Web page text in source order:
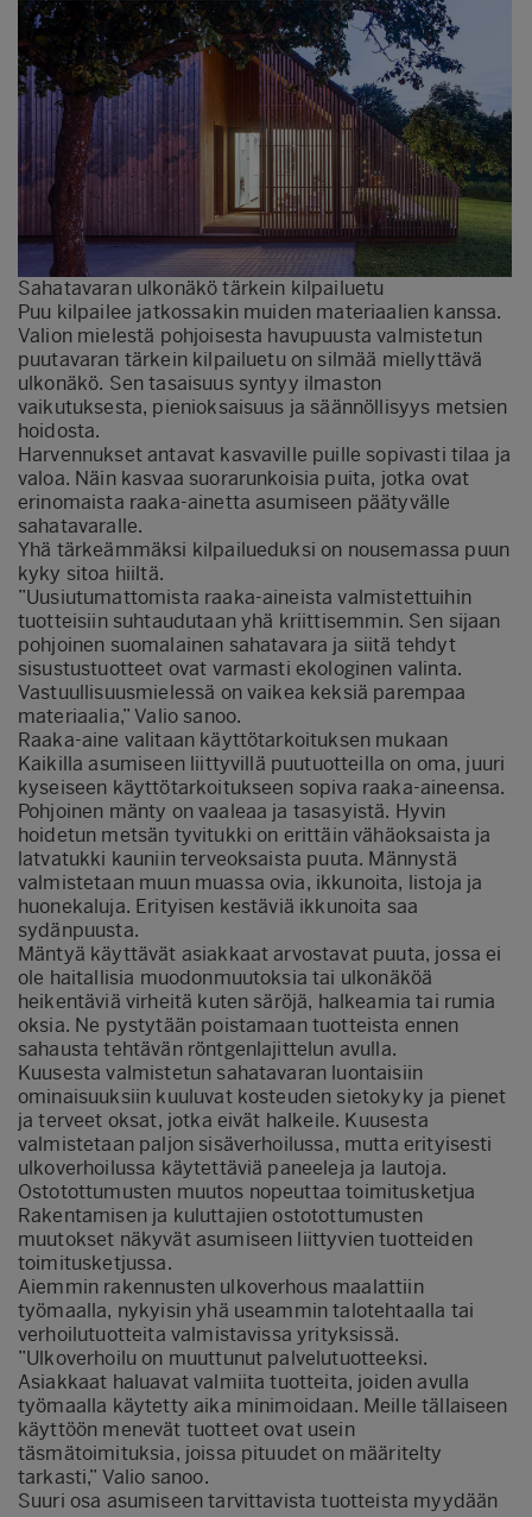
Sahatavaran ulkonäkö tärkein kilpailuetu
Puu kilpailee jatkossakin muiden materiaalien kanssa.
Valion mielestä pohjoisesta havupuusta valmistetun
puutavaran tärkein kilpailuetu on silmää miellyttävä
ulkonäkö. Sen tasaisuus syntyy ilmaston
vaikutuksesta, pienioksaisuus ja säännöllisyys metsien
hoidosta.
Harvennukset antavat kasvaville puille sopivasti tilaa ja
valoa. Näin kasvaa suorarunkoisia puita, jotka ovat
erinomaista raaka-ainetta asumiseen päätyvälle
sahatavaralle.
Yhä tärkeämmäksi kilpailueduksi on nousemassa puun
kyky sitoa hiiltä.
”Uusiutumattomista raaka-aineista valmistettuihin
tuotteisiin suhtaudutaan yhä kriittisemmin. Sen sijaan
pohjoinen suomalainen sahatavara ja siitä tehdyt
sisustustuotteet ovat varmasti ekologinen valinta.
Vastuullisuusmielessä on vaikea keksiä parempaa
materiaalia,” Valio sanoo.
Raaka-aine valitaan käyttötarkoituksen mukaan
Kaikilla asumiseen liittyvillä puutuotteilla on oma, juuri
kyseiseen käyttötarkoitukseen sopiva raaka-aineensa.
Pohjoinen mänty on vaaleaa ja tasasyistä. Hyvin
hoidetun metsän tyvitukki on erittäin vähäoksaista ja
latvatukki kauniin terveoksaista puuta. Männystä
valmistetaan muun muassa ovia, ikkunoita, listoja ja
huonekaluja. Erityisen kestäviä ikkunoita saa
sydänpuusta.
Mäntyä käyttävät asiakkaat arvostavat puuta, jossa ei
ole haitallisia muodonmuutoksia tai ulkonäköä
heikentäviä virheitä kuten säröjä, halkeamia tai rumia
oksia. Ne pystytään poistamaan tuotteista ennen
sahausta tehtävän röntgenlajittelun avulla.
Kuusesta valmistetun sahatavaran luontaisiin
ominaisuuksiin kuuluvat kosteuden sietokyky ja pienet
ja terveet oksat, jotka eivät halkeile. Kuusesta
valmistetaan paljon sisäverhoilussa, mutta erityisesti
ulkoverhoilussa käytettäviä paneeleja ja lautoja.
Ostotottumusten muutos nopeuttaa toimitusketjua
Rakentamisen ja kuluttajien ostotottumusten
muutokset näkyvät asumiseen liittyvien tuotteiden
toimitusketjussa.
Aiemmin rakennusten ulkoverhous maalattiin
työmaalla, nykyisin yhä useammin talotehtaalla tai
verhoilutuotteita valmistavissa yrityksissä.
”Ulkoverhoilu on muuttunut palvelutuotteeksi.
Asiakkaat haluavat valmiita tuotteita, joiden avulla
työmaalla käytetty aika minimoidaan. Meille tällaiseen
käyttöön menevät tuotteet ovat usein
täsmätoimituksia, joissa pituudet on määritelty
tarkasti,” Valio sanoo.
Suuri osa asumiseen tarvittavista tuotteista myydään